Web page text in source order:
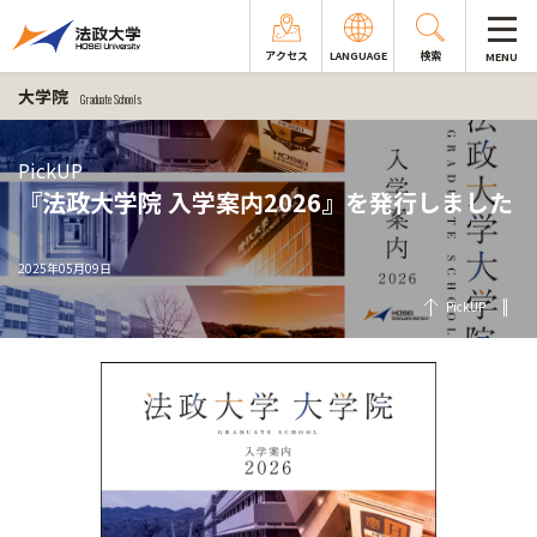
アクセス LANGUAGE 検索 MENU
大学院 Graduate Schools
PickUP
『法政大学院 入学案内2026』を発行しました
2025年05月09日
PickUP